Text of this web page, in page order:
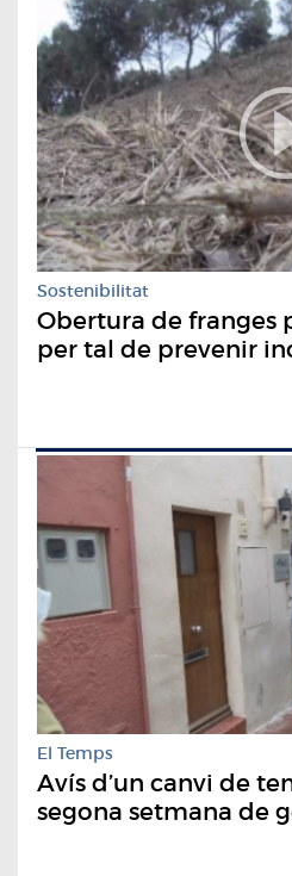
Sostenibilitat
Obertura de franges
per tal de prevenir
El Temps
Avís d’un canvi de
segona setmana de